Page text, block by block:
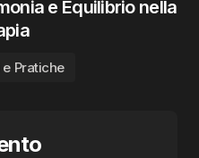
e Equilibrio nella
e Pratiche